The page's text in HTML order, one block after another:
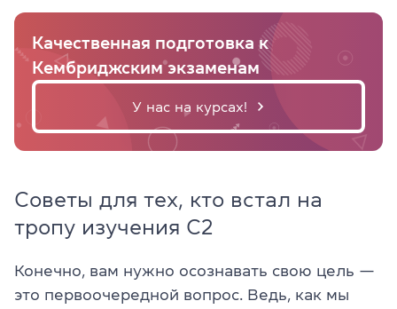
Качественная подготовка к
Кембриджским экзаменам
У нас на курсах!
Советы для тех, кто встал на
тропу изучения C2
Конечно, вам нужно осознавать свою цель —
это первоочередной вопрос. Ведь, как мы